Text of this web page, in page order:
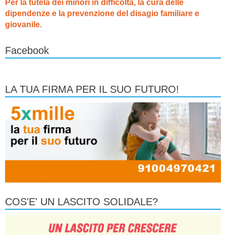
Per la tutela dei minori in difficoltà, la cura delle
dipendenze e la prevenzione del disagio familiare e
giovanile.
Facebook
LA TUA FIRMA PER IL SUO FUTURO!
COS'E' UN LASCITO SOLIDALE?